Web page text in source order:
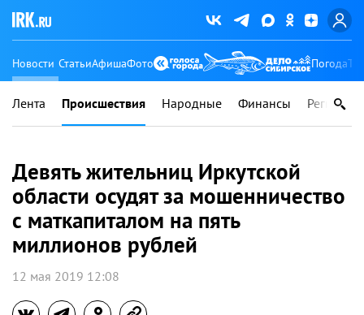
Новости СтатьиАфишаФото Погода
Лента Происшествия Народные Финансы Регионы
Девять жительниц Иркутской
области осудят за мошенничество
с маткапиталом на пять
миллионов рублей
12 мая 2019 12:08